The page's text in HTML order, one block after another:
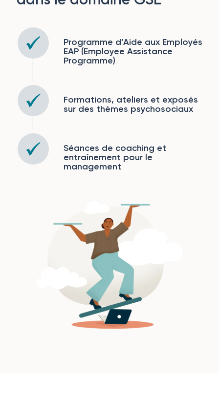
Programme d’Aide aux Employés
EAP (Employee Assistance
Programme)
Formations, ateliers et exposés
sur des thèmes psychosociaux
Séances de coaching et
entraînement pour le
management